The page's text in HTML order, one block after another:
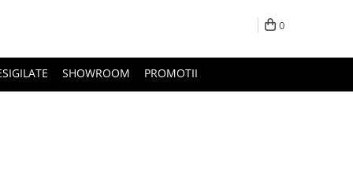
0
SHOWROOM PROMOTII